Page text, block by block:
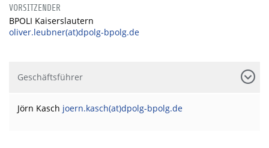
VORSITZENDER
BPOLI Kaiserslautern
oliver.leubner(at)dpolg-bpolg.de
Geschäftsführer
Jörn Kasch joern.kasch(at)dpolg-bpolg.de